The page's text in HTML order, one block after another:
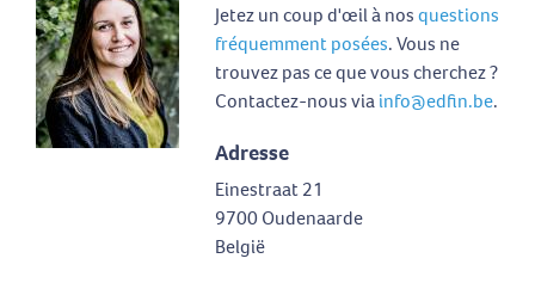
Jetez un coup d'œil à nosquestions
fréquemment posées. Vous ne
trouvez pas ce que vous cherchez ?
Contactez-nous viainfo@edfin.be.
Adresse
Einestraat 21
9700 Oudenaarde
België